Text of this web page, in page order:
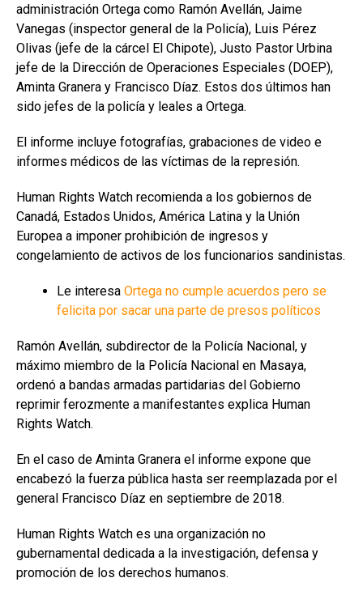
administración Ortega como Ramón Avellán, Jaime
Vanegas (inspector general de la Policía), Luis Pérez
Olivas (jefe de la cárcel El Chipote), Justo Pastor Urbina
jefe de la Dirección de Operaciones Especiales (DOEP),
Aminta Granera y Francisco Díaz. Estos dos últimos han
sido jefes de la policía y leales a Ortega.
El informe incluye fotografías, grabaciones de video e
informes médicos de las víctimas de la represión.
Human Rights Watch recomienda a los gobiernos de
Canadá, Estados Unidos, América Latina y la Unión
Europea a imponer prohibición de ingresos y
congelamiento de activos de los funcionarios sandinistas.
Le interesa Ortega no cumple acuerdos pero se
felicita por sacar una parte de presos políticos
Ramón Avellán, subdirector de la Policía Nacional, y
máximo miembro de la Policía Nacional en Masaya,
ordenó a bandas armadas partidarias del Gobierno
reprimir ferozmente a manifestantes explica Human
Rights Watch.
En el caso de Aminta Granera el informe expone que
encabezó la fuerza pública hasta ser reemplazada por el
general Francisco Díaz en septiembre de 2018.
Human Rights Watch es una organización no
gubernamental dedicada a la investigación, defensa y
promoción de los derechos humanos.